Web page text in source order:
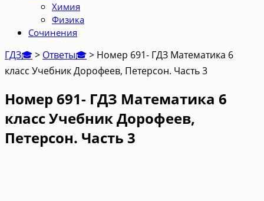
Химия
Физика
Сочинения
ГДЗ🎓> Ответы🎓> Номер 691- ГДЗ Математика 6
класс Учебник Дорофеев, Петерсон. Часть 3
Номер 691- ГДЗ Математика 6
класс Учебник Дорофеев,
Петерсон. Часть 3